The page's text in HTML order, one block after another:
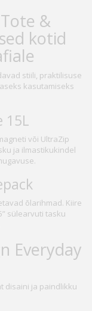
&
kotid
stiili, praktilisuse
kasutamiseks
15L
või UltraZip
ja ilmastikukindel
õlarihmad. Kiire
sülearvuti tasku
Everyday
disaini ja paindlikku